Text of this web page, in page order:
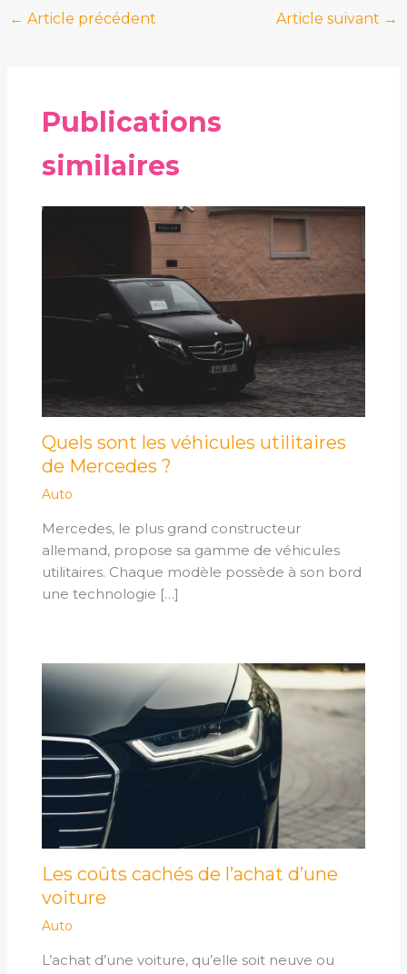
← Article précédent Article suivant →
Publications
similaires
Quels sont les véhicules utilitaires
de Mercedes ?
Auto
Mercedes, le plus grand constructeur
allemand, propose sa gamme de véhicules
utilitaires. Chaque modèle possède à son bord
une technologie […]
Les coûts cachés de l’achat d’une
voiture
Auto
L’achat d’une voiture, qu’elle soit neuve ou